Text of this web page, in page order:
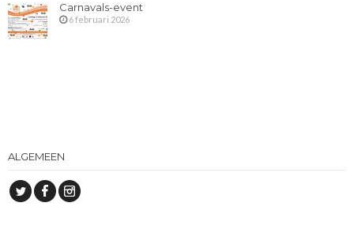
Carnavals-event
6 februari 2026
ALGEMEEN